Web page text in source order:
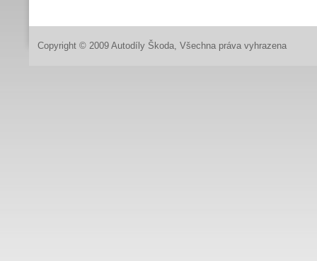
Copyright © 2009 Autodíly Škoda, Všechna práva vyhrazena